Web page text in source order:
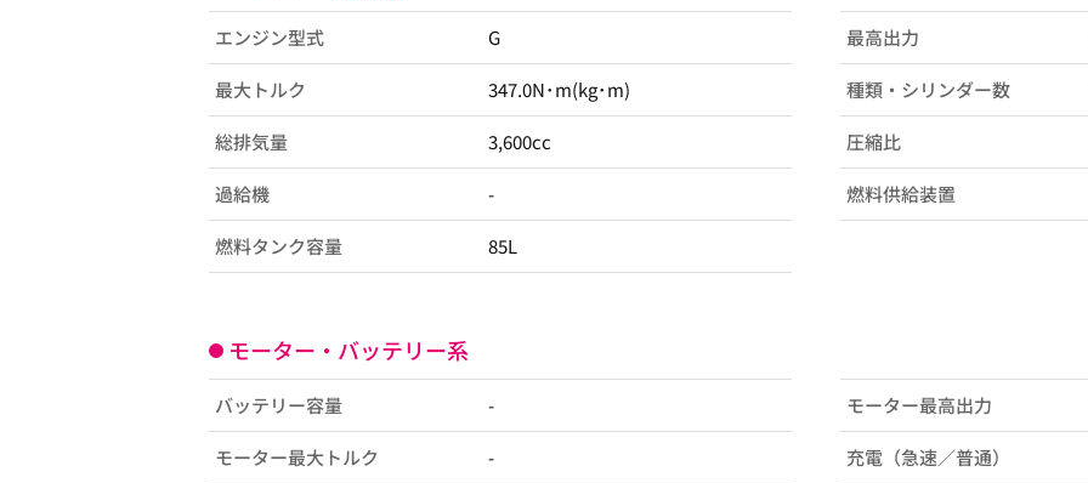
エンジン型式 G 最高出力
最大トルク 347.0N･m(kg･m) 種類・シリンダー数
総排気量 3,600cc 圧縮比
過給機 - 燃料供給装置
燃料タンク容量 85L
モーター・バッテリー系
バッテリー容量 - モーター最高出力
モーター最大トルク - 充電（急速／普通）